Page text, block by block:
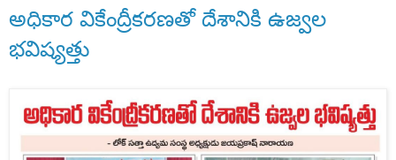
అధికార వికేంద్రీకరణతో దేశానికి ఉజ్వల
భవిష్యత్తు